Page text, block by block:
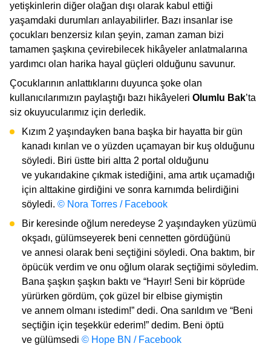
yetişkinlerin diğer olağan dışı olarak kabul ettiği
yaşamdaki durumları anlayabilirler. Bazı insanlar ise
çocukları benzersiz kılan şeyin, zaman zaman bizi
tamamen şaşkına çevirebilecek hikâyeler anlatmalarına
yardımcı olan harika hayal güçleri olduğunu savunur.
Çocuklarının anlattıklarını duyunca şoke olan
kullanıcılarımızın paylaştığı bazı hikâyeleri Olumlu Bak’ta
siz okuyucularımız için derledik.
Kızım 2 yaşındayken bana başka bir hayatta bir gün
kanadı kırılan ve o yüzden uçamayan bir kuş olduğunu
söyledi. Biri üstte biri altta 2 portal olduğunu
ve yukarıdakine çıkmak istediğini, ama artık uçamadığı
için alttakine girdiğini ve sonra karnımda belirdiğini
söyledi. © Nora Torres / Facebook
Bir keresinde oğlum neredeyse 2 yaşındayken yüzümü
okşadı, gülümseyerek beni cennetten gördüğünü
ve annesi olarak beni seçtiğini söyledi. Ona baktım, bir
öpücük verdim ve onu oğlum olarak seçtiğimi söyledim.
Bana şaşkın şaşkın baktı ve “Hayır! Seni bir köprüde
yürürken gördüm, çok güzel bir elbise giymiştin
ve annem olmanı istedim!” dedi. Ona sarıldım ve “Beni
seçtiğin için teşekkür ederim!” dedim. Beni öptü
ve gülümsedi © Hope BN / Facebook